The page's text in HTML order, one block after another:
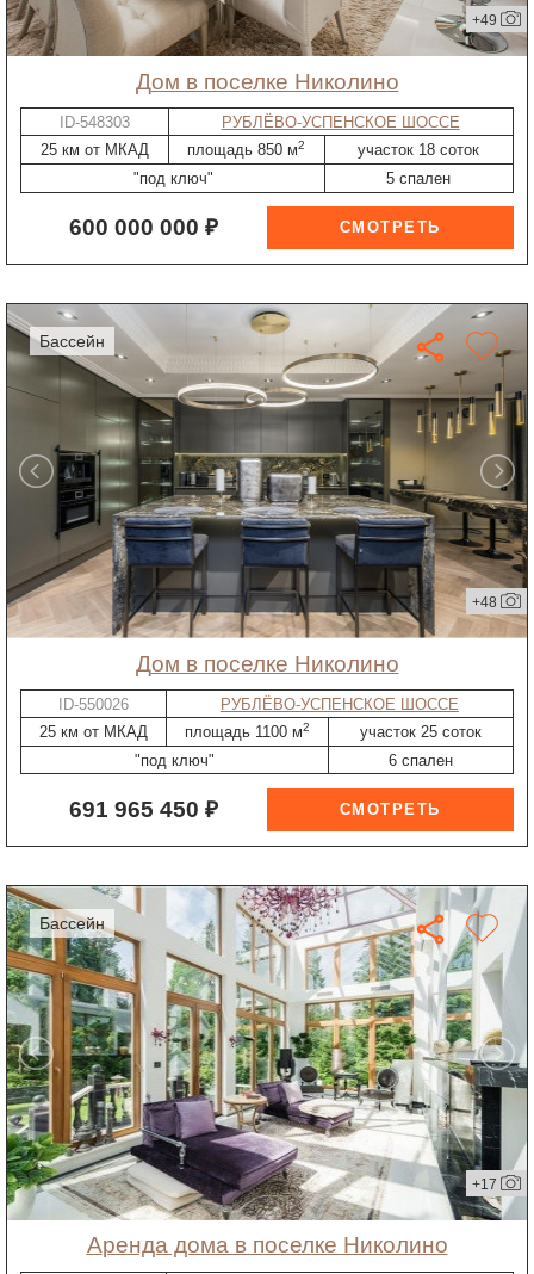
+49
дом в поселке Николино
ID-548303
РУБЛЁВО-УСПЕНСКОЕ ШОССЕ
25 км от МКАД
площадь 850 м2
участок 18 соток
"под ключ"
5 спален
600 000 000 ₽
бассейн
+48
дом в поселке Николино
ID-550026
РУБЛЁВО-УСПЕНСКОЕ ШОССЕ
25 км от МКАД
площадь 1100 м2
участок 25 соток
"под ключ"
6 спален
691 965 450 ₽
бассейн
+17
Аренда дома в поселке Николино